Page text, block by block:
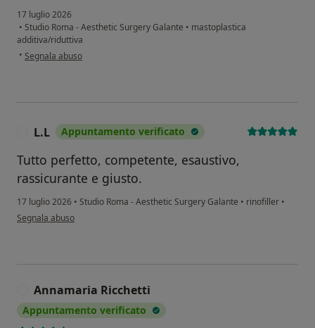
17 luglio 2026
• Studio Roma - Aesthetic Surgery Galante • mastoplastica
additiva/riduttiva
• secondo l'opinione dell'utente G
Segnala abuso
L.L Appuntamento verificato
Tutto perfetto, competente, esaustivo,
rassicurante e giusto.
17 luglio 2026 • Studio Roma - Aesthetic Surgery Galante • rinofiller •
secondo l'opinione dell'utente L.L
Segnala abuso
Annamaria Ricchetti
Appuntamento verificato